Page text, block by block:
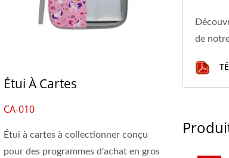
Étui À Cartes
CA-010
Étui à cartes à collectionner conçu
pour des programmes d'achat en gros
de